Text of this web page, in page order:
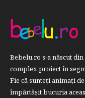
Bebelu.ro s-a născut
complex proiect în
Fie că sunteţi animaţi
împărtăşit bucuria